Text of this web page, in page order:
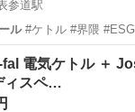
参道駅
ル#ケトル #界隈
駅 キッチン家電
fal 電気ケトル ＋
ィスペ…